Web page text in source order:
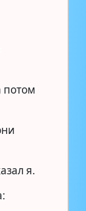
потом
я.